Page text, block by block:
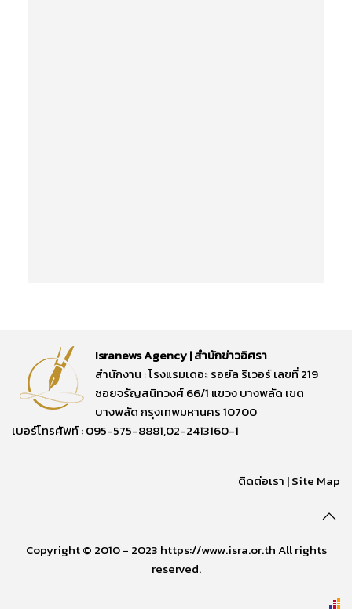
Isranews Agency | สำนักข่าวอิศรา
สำนักงาน : โรงแรมเดอะ รอยัล ริเวอร์ เลขที่ 219
ซอยจรัญสนิทวงศ์ 66/1 แขวง บางพลัด เขต
บางพลัด กรุงเทพมหานคร 10700
เบอร์โทรศัพท์ : 095-575-8881,02-2413160-1
ติดต่อเรา |Site Map
Copyright © 2010 - 2023 https://www.isra.or.th All rights
reserved.